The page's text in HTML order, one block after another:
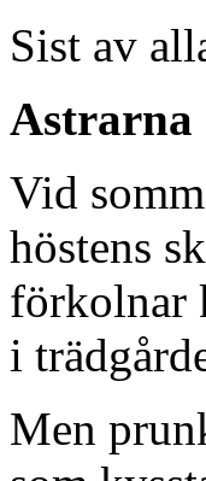
Sist av
Astrarna
Vid
höstens
förkolnar
i
Men